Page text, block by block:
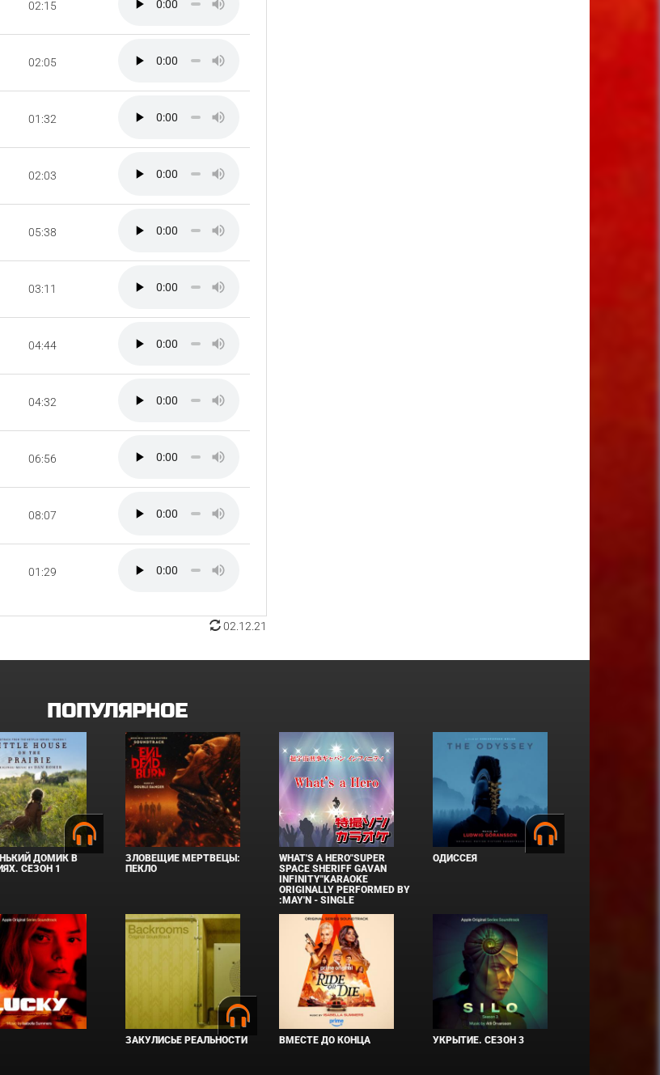
02:15
02:05
01:32
02:03
05:38
03:11
04:44
04:32
06:56
08:07
01:29
02.12.21
ПОПУЛЯРНОЕ
ДОМИК В
СЕЗОН 1
ЗЛОВЕЩИЕ МЕРТВЕЦЫ:
ПЕКЛО
WHAT'S A HERO"SUPER
SPACE SHERIFF GAVAN
INFINITY"KARAOKE
ORIGINALLY PERFORMED BY
:MAY'N - SINGLE
ОДИССЕЯ
ЗАКУЛИСЬЕ РЕАЛЬНОСТИ ВМЕСТЕ ДО КОНЦА УКРЫТИЕ. СЕЗОН 3